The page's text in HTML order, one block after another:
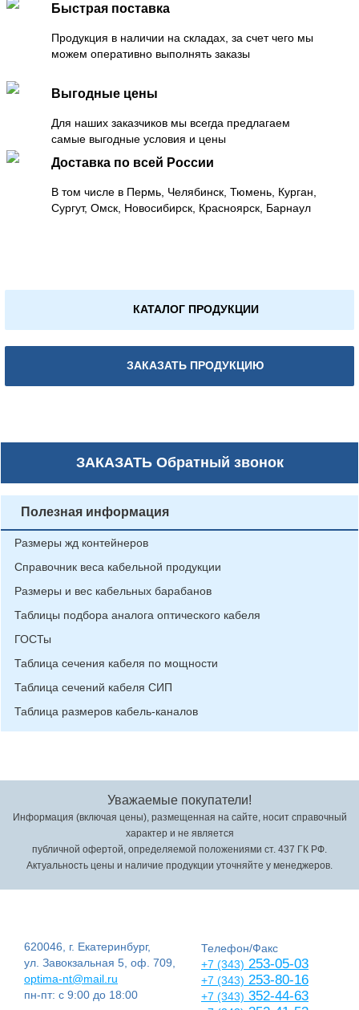
Быстрая поставка
Продукция в наличии на складах, за счет чего мы
можем оперативно выполнять заказы
Выгодные цены
Для наших заказчиков мы всегда предлагаем
самые выгодные условия и цены
Доставка по всей России
В том числе в Пермь, Челябинск, Тюмень, Курган,
Сургут, Омск, Новосибирск, Красноярск, Барнаул
КАТАЛОГ ПРОДУКЦИИ
ЗАКАЗАТЬ ПРОДУКЦИЮ
ЗАКАЗАТЬОбратный звонок
Полезная информация
Размеры жд контейнеров
Справочник веса кабельной продукции
Размеры и вес кабельных барабанов
Таблицы подбора аналога оптического кабеля
ГОСТы
Таблица сечения кабеля по мощности
Таблица сечений кабеля СИП
Таблица размеров кабель-каналов
Уважаемые покупатели!
Информация (включая цены), размещенная на сайте, носит справочный
характер и не является
публичной офертой, определяемой положениями ст. 437 ГК РФ.
Актуальность цены и наличие продукции уточняйте у менеджеров.
620046, г. Екатеринбург,
ул. Завокзальная 5, оф. 709,
optima-nt@mail.ru
пн-пт: с 9:00 до 18:00
Телефон/Факс
+7 (343) 253-05-03
+7 (343) 253-80-16
+7 (343) 352-44-63